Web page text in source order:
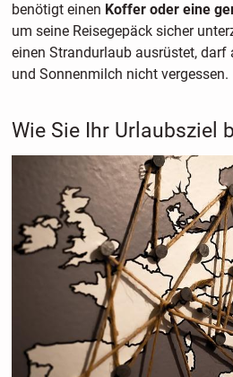
benötigt einen Koffer oder eine
um seine Reisegepäck sicher
einen Strandurlaub ausrüstet, darf
und Sonnenmilch nicht vergessen.
Wie Sie Ihr Urlaubsziel